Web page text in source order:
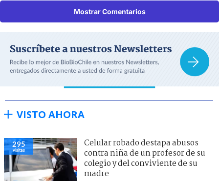
Mostrar Comentarios
VISTO AHORA
295
visitas
Celular robado destapa abusos
contra niña de un profesor de su
colegio y del conviviente de su
madre